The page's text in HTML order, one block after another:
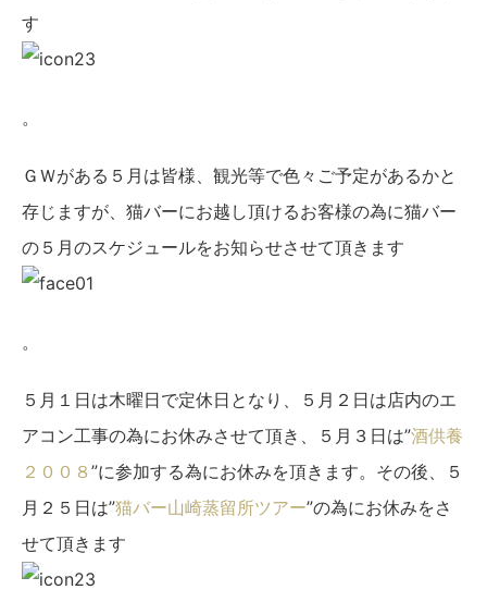
す
。
ＧＷがある５月は皆様、観光等で色々ご予定があるかと
存じますが、猫バーにお越し頂けるお客様の為に猫バー
の５月のスケジュールをお知らせさせて頂きます
。
５月１日は木曜日で定休日となり、５月２日は店内のエ
アコン工事の為にお休みさせて頂き、５月３日は”酒供養
２００８”に参加する為にお休みを頂きます。その後、５
月２５日は”猫バー山崎蒸留所ツアー”の為にお休みをさ
せて頂きます